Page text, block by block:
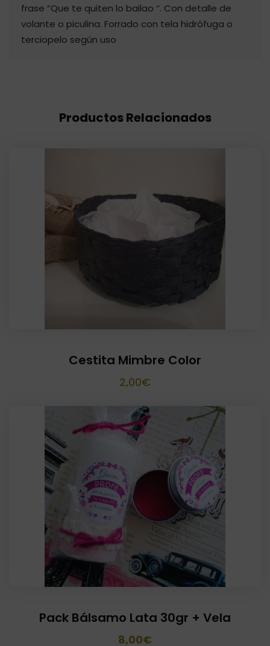
frase “Que te quiten lo bailao “. Con detalle de
volante o piculina. Forrado con tela hidrófuga o
terciopelo según uso
Productos Relacionados
Cestita Mimbre Color
2,00€
Pack Bálsamo Lata 30gr + Vela
El
8,00€El